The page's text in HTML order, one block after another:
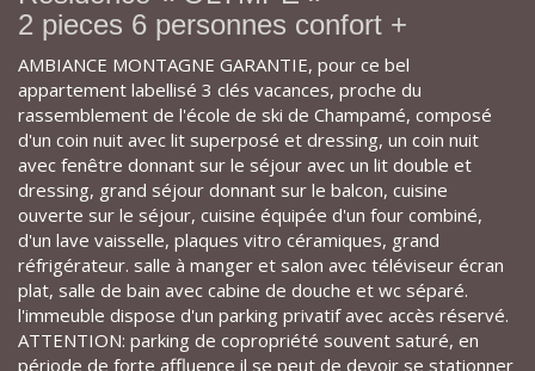
2 pieces 6 personnes confort +
AMBIANCE MONTAGNE GARANTIE, pour ce bel
appartement labellisé 3 clés vacances, proche du
rassemblement de l'école de ski de Champamé, composé
d'un coin nuit avec lit superposé et dressing, un coin nuit
avec fenêtre donnant sur le séjour avec un lit double et
dressing, grand séjour donnant sur le balcon, cuisine
ouverte sur le séjour, cuisine équipée d'un four combiné,
d'un lave vaisselle, plaques vitro céramiques, grand
réfrigérateur. salle à manger et salon avec téléviseur écran
plat, salle de bain avec cabine de douche et wc séparé.
l'immeuble dispose d'un parking privatif avec accès réservé.
ATTENTION: parking de copropriété souvent saturé, en
période de forte affluence il se peut de devoir se stationner